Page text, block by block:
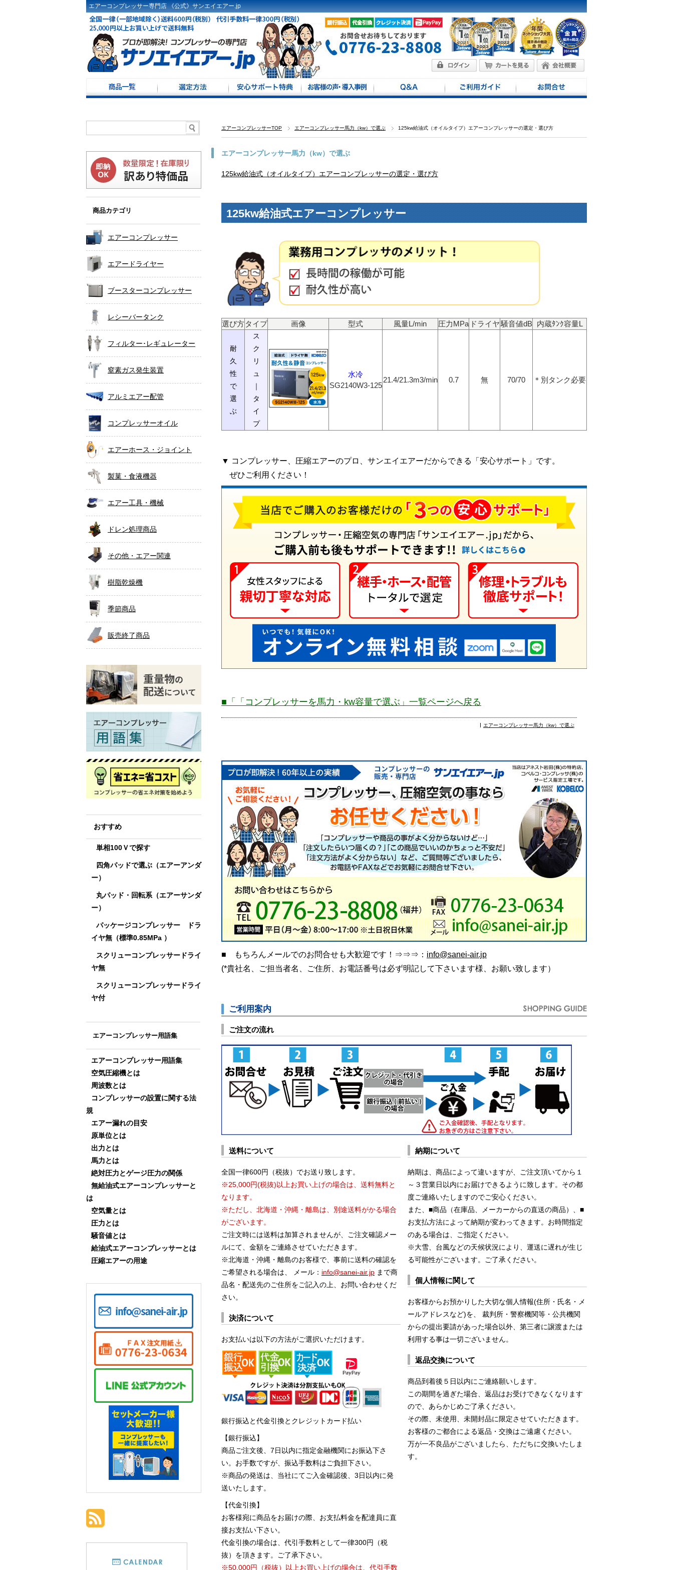
エアーコンプレッサー専門店 《公式》サンエイエアー.jp
エアーコンプレッサーTOP エアーコンプレッサー馬力（kw）で選ぶ 125kw給油式（オイルタイプ）エアーコンプレッサーの選定・選び方
エアーコンプレッサー馬力（kw）で選ぶ
125kw給油式（オイルタイプ）エアーコンプレッサーの選定・選び方
125kw給油式エアーコンプレッサー
選び方タイプ 画像 型式 風量L/min 圧力MPa ドライヤ騒音値dB 内蔵ﾀﾝｸ容量L
耐
久
性
で
選
ぶ
ス
ク
リ
ュ
｜
タ
イ
プ
水冷
SG2140W3-125
21.4/21.3m3/min 0.7 無 70/70 ＊別タンク必要
▼ コンプレッサー、圧縮エアーのプロ、サンエイエアーだからできる「安心サポート」です。
ぜひご利用ください！
■「 「コンプレッサーを馬力・kw容量で選ぶ」一覧ページへ戻る
エアーコンプレッサー馬力（kw）で選ぶ
■ もちろんメールでのお問合せも大歓迎です！⇒⇒⇒： info@sanei-air.jp
(*貴社名、ご担当者名、ご住所、お電話番号は必ず明記して下さいます様、お願い致します）
ご利用案内
ご注文の流れ
送料について
全国一律600円（税抜）でお送り致します。
※25,000円(税抜)以上お買い上げの場合は、送料無料と
なります。
※ただし、北海道・沖縄・離島は、別途送料がかる場合
がございます。
ご注文時には送料は加算されませんが、ご注文確認メー
ルにて、金額をご連絡させていただきます。
※北海道・沖縄・離島のお客様で、事前に送料の確認を
ご希望される場合は、 メール： info@sanei-air.jp まで商
品名・配送先のご住所をご記入の上、お問い合わせくだ
さい。
決済について
お支払いは以下の方法がご選択いただけます。
銀行振込と代金引換とクレジットカード払い
【銀行振込】
商品ご注文後、7日以内に指定金融機関にお振込下さ
い。お手数ですが、振込手数料はご負担下さい。
※商品の発送は、当社にてご入金確認後、3日以内に発
送いたします。
【代金引換】
お客様宛に商品をお届けの際、お支払料金を配達員に直
接お支払い下さい。
代金引換の場合は、代引手数料として一律300円（税
抜）を頂きます。ご了承下さい。
※50,000円（税抜）以上お買い上げの場合は、代引手数
納期について
納期は、商品によって違いますが、ご注文頂いてから１
～３営業日以内にお届けできるように致します。その都
度ご連絡いたしますのでご安心ください。
また、■商品（在庫品、メーカーからの直送の商品）、■
お支払方法によって納期が変わってきます。お時間指定
のある場合は、ご指定ください。
※大雪、台風などの天候状況により、運送に遅れが生じ
る可能性がございます。ご了承ください。
個人情報に関して
お客様からお預かりした大切な個人情報(住所・氏名・メ
ールアドレスなど)を、 裁判所・警察機関等・公共機関
からの提出要請があった場合以外、第三者に譲渡または
利用する事は一切ございません。
返品交換について
商品到着後５日以内にご連絡願いします。
この期間を過ぎた場合、返品はお受けできなくなります
ので、あらかじめご了承ください。
その際、未使用、未開封品に限定させていただきます。
お客様のご都合による返品・交換はご遠慮ください。
万が一不良品がございましたら、ただちに交換いたしま
す。
商品カテゴリ
エアーコンプレッサー
エアードライヤー
ブースターコンプレッサー
レシーバータンク
フィルター･レギュレーター
窒素ガス発生装置
アルミエアー配管
コンプレッサーオイル
エアーホース・ジョイント
製菓・食液機器
エアー工具・機械
ドレン処理商品
その他・エアー関連
樹脂乾燥機
季節商品
販売終了商品
おすすめ
単相100Ｖで探す
四角パッドで選ぶ（エアーアンダ
ー）
丸パッド・回転系（エアーサンダ
ー）
パッケージコンプレッサー ドラ
イヤ無（標準0.85MPa ）
スクリューコンプレッサードライ
ヤ無
スクリューコンプレッサードライ
ヤ付
エアーコンプレッサー用語集
エアーコンプレッサー用語集
空気圧縮機とは
周波数とは
コンプレッサーの設置に関する法
規
エアー漏れの目安
原単位とは
出力とは
馬力とは
絶対圧力とゲージ圧力の関係
無給油式エアーコンプレッサーと
は
空気量とは
圧力とは
騒音値とは
給油式エアーコンプレッサーとは
圧縮エアーの用途